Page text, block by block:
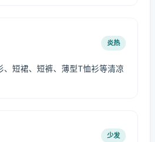
炎热
、短裙、短裤、薄型T恤衫等清凉
少发